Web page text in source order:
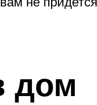
дом